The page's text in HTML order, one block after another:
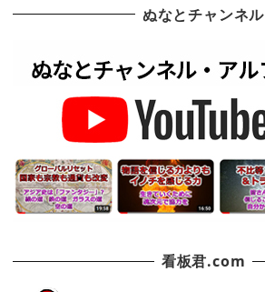
ぬなとチャンネル
看板君.com